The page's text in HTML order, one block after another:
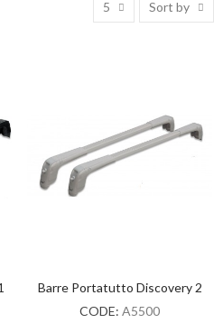
5 Sort by
Barre Portatutto Discovery 2
CODE: A5500